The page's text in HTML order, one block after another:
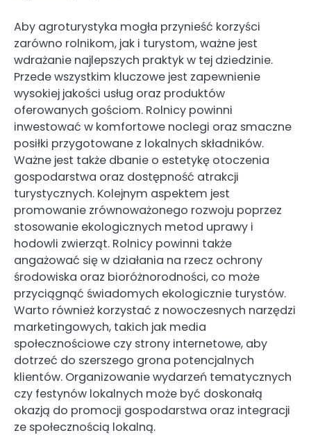
Aby agroturystyka mogła przynieść korzyści
zarówno rolnikom, jak i turystom, ważne jest
wdrażanie najlepszych praktyk w tej dziedzinie.
Przede wszystkim kluczowe jest zapewnienie
wysokiej jakości usług oraz produktów
oferowanych gościom. Rolnicy powinni
inwestować w komfortowe noclegi oraz smaczne
posiłki przygotowane z lokalnych składników.
Ważne jest także dbanie o estetykę otoczenia
gospodarstwa oraz dostępność atrakcji
turystycznych. Kolejnym aspektem jest
promowanie zrównoważonego rozwoju poprzez
stosowanie ekologicznych metod uprawy i
hodowli zwierząt. Rolnicy powinni także
angażować się w działania na rzecz ochrony
środowiska oraz bioróżnorodności, co może
przyciągnąć świadomych ekologicznie turystów.
Warto również korzystać z nowoczesnych narzędzi
marketingowych, takich jak media
społecznościowe czy strony internetowe, aby
dotrzeć do szerszego grona potencjalnych
klientów. Organizowanie wydarzeń tematycznych
czy festynów lokalnych może być doskonałą
okazją do promocji gospodarstwa oraz integracji
ze społecznością lokalną.